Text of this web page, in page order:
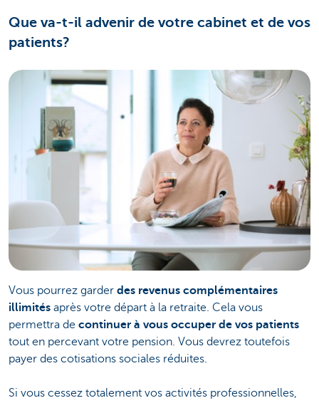
Que va-t-il advenir de votre cabinet et de vos
patients?
Vous pourrez garder des revenus complémentaires
illimités après votre départ à la retraite. Cela vous
permettra de continuer à vous occuper de vos patients
tout en percevant votre pension. Vous devrez toutefois
payer des cotisations sociales réduites.
Si vous cessez totalement vos activités professionnelles,